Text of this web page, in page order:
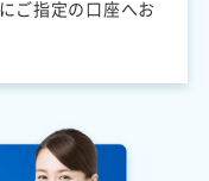
ご指定の口座へお